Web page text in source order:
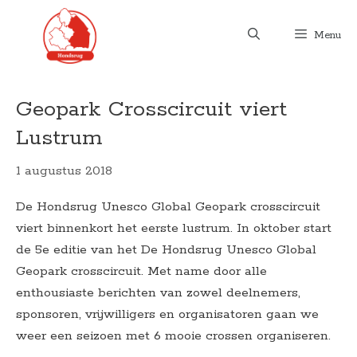
Menu
Geopark Crosscircuit viert
Lustrum
1 augustus 2018
De Hondsrug Unesco Global Geopark crosscircuit
viert binnenkort het eerste lustrum. In oktober start
de 5e editie van het De Hondsrug Unesco Global
Geopark crosscircuit. Met name door alle
enthousiaste berichten van zowel deelnemers,
sponsoren, vrijwilligers en organisatoren gaan we
weer een seizoen met 6 mooie crossen organiseren.